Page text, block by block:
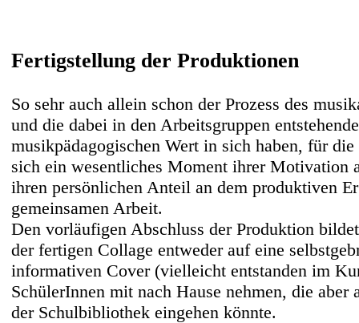
Fertigstellung der Produktionen
So sehr auch allein schon der Prozess des
und die dabei in den Arbeitsgruppen
musikpädagogischen Wert in sich haben, für
sich ein wesentliches Moment ihrer Motivation
ihren persönlichen Anteil an dem produktiven
gemeinsamen Arbeit.
Den vorläufigen Abschluss der Produktion
der fertigen Collage entweder auf eine
informativen Cover (vielleicht entstanden im
SchülerInnen mit nach Hause nehmen, die aber
der Schulbibliothek eingehen könnte.